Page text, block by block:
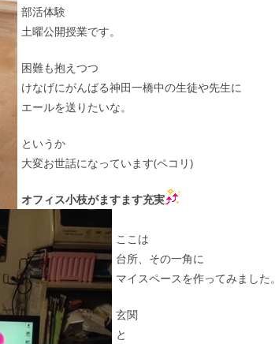
部活体験
土曜公開授業です。
困難も抱えつつ
けなげにがんばる神田一橋中の生徒や先生に
エールを送りたいな。
というか
大変お世話になっています(ペコリ)
オフィス小枝がますます充実
ここは
台所、その一角に
マイスペースを作ってみました。
玄関
と